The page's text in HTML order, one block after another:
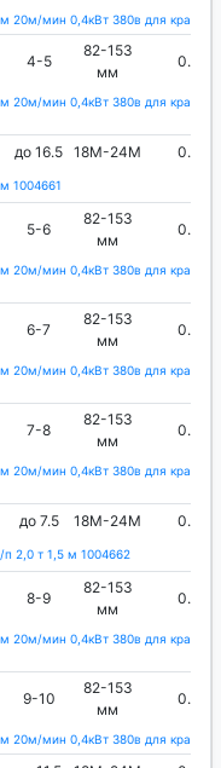
20м/мин 0,4кВт 380в для крана
4-5
82-153
мм
0.4
20м/мин 0,4кВт 380в для кран-
до 16.5 18М-24М 0.4
1004661
5-6
82-153
мм
0.4
20м/мин 0,4кВт 380в для кран-
6-7
82-153
мм
0.4
20м/мин 0,4кВт 380в для кран-
7-8
82-153
мм
0.4
20м/мин 0,4кВт 380в для кран-
до 7.5 18М-24М 0.4
п 2,0 т 1,5 м 1004662
8-9
82-153
мм
0.4
20м/мин 0,4кВт 380в для кран-
9-10
82-153
мм
0.4
20м/мин 0,4кВт 380в для кран-